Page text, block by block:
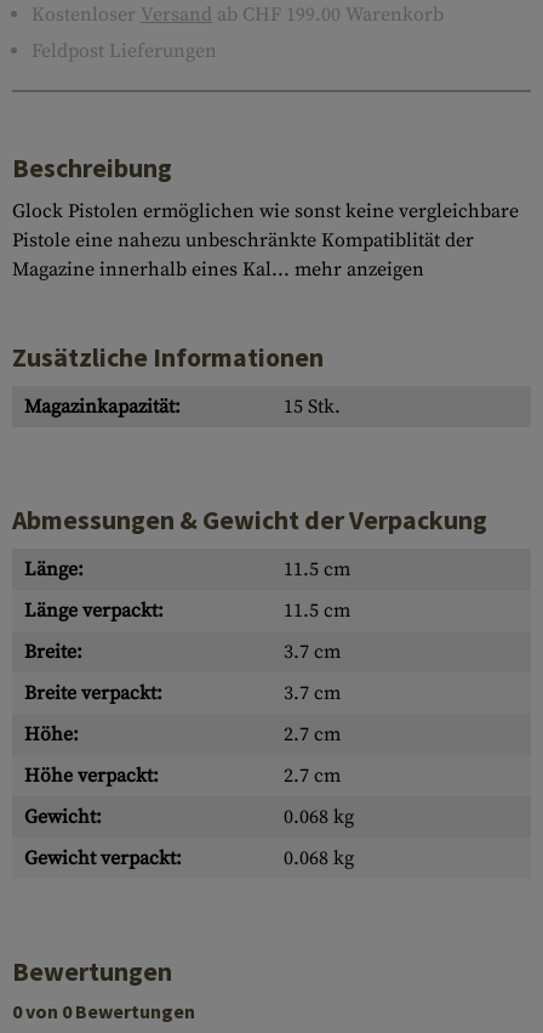
Kostenloser Versand ab CHF 199.00 Warenkorb
Feldpost Lieferungen
Beschreibung
Glock Pistolen ermöglichen wie sonst keine vergleichbare
Pistole eine nahezu unbeschränkte Kompatiblität der
Magazine innerhalb eines Kal... mehr anzeigen
Zusätzliche Informationen
Magazinkapazität: 15 Stk.
Abmessungen & Gewicht der Verpackung
Länge:
11.5 cm
Länge verpackt:
11.5 cm
Breite:
3.7 cm
Breite verpackt:
3.7 cm
Höhe:
2.7 cm
Höhe verpackt:
2.7 cm
Gewicht:
0.068 kg
Gewicht verpackt:
0.068 kg
Bewertungen
0 von 0 Bewertungen